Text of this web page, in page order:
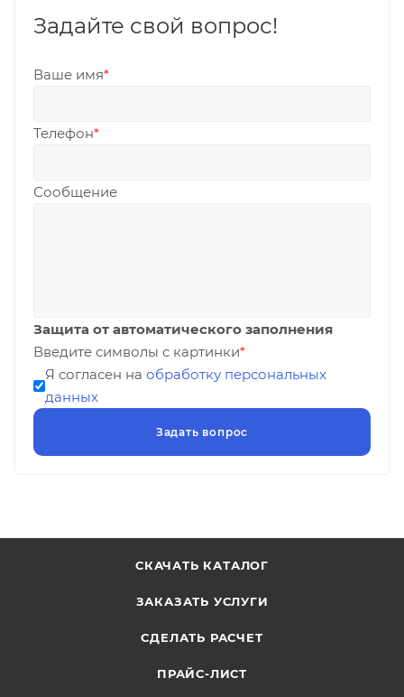
Задайте свой вопрос!
Ваше имя*
Телефон*
Сообщение
Защита от автоматического заполнения
Введите символы с картинки*
Я согласен на обработку персональных
данных
СКАЧАТЬ КАТАЛОГ
ЗАКАЗАТЬ УСЛУГИ
СДЕЛАТЬ РАСЧЕТ
ПРАЙС-ЛИСТ